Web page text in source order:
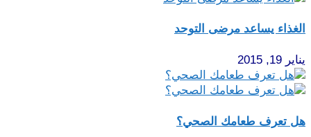
الغذاء يساعد مرضى التوحد
يناير 19, 2015
هل تعرف طعامك الصحي؟